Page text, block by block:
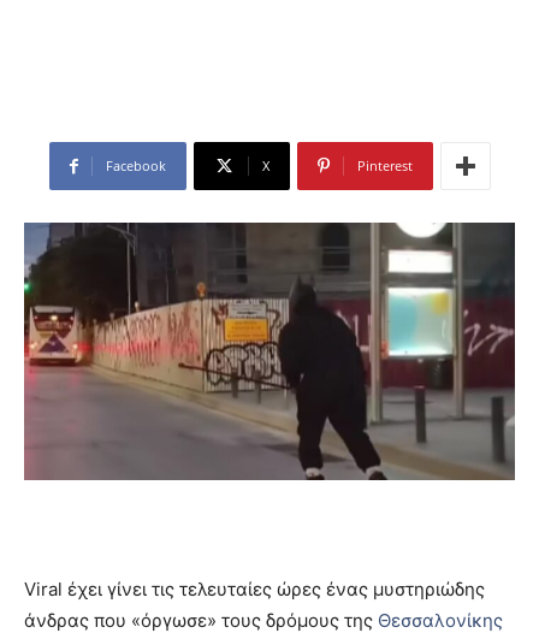
Facebook X Pinterest
Viral έχει γίνει τις τελευταίες ώρες ένας μυστηριώδης
άνδρας που «όργωσε» τους δρόμους της Θεσσαλονίκης